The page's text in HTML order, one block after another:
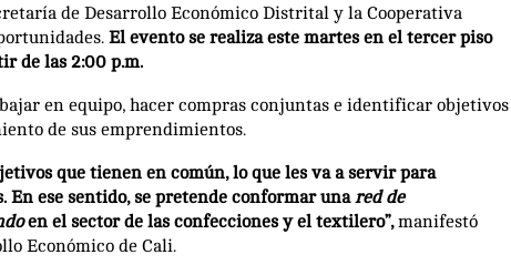
de Desarrollo Económico Distrital y la Cooperativa
El evento se realiza este martes en el tercer piso
de las 2:00 p.m.
en equipo, hacer compras conjuntas e identificar objetivos
de sus emprendimientos.
que tienen en común, lo que les va a servir para
ese sentido, se pretende conformar unared de
en el sector de las confecciones y el textilero”,manifestó
Económico de Cali.